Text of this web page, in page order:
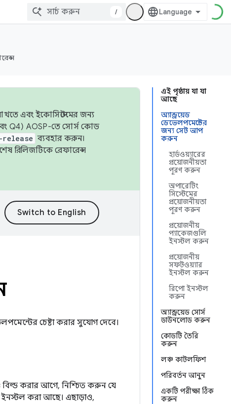
/
এই পৃষ্ঠায় যা যা
আছে
অ্যান্ড্রয়েড
ডেভেলপমেন্টের
জন্য সেট আপ
করুন
হার্ডওয়্যারের
প্রয়োজনীয়তা
পূরণ করুন
অপারেটিং
সিস্টেমের
প্রয়োজনীয়তা
পূরণ করুন
প্রয়োজনীয়
প্যাকেজগুলি
ইনস্টল করুন
প্রয়োজনীয়
সফটওয়্যার
ইনস্টল করুন
রিপো ইনস্টল
করুন
অ্যান্ড্রয়েড সোর্স
ডাউনলোড করুন
কোডটি তৈরি
করুন
লঞ্চ কাটলফিশ
পরিবর্তন আনুন
একটি পরীক্ষা ঠিক
করুন
এবং ইকোসিস্টেমের জন্য
এবং Q4) AOSP-তে সোর্স কোড
ব্যবহার করুন।
রিলিজটিকে রেফারেন্স
চেষ্টা করার সুযোগ দেবে।
বিল্ড করার আগে, নিশ্চিত করুন যে
করা আছে। এছাড়াও,